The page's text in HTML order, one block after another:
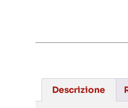
Descrizione